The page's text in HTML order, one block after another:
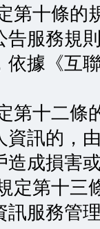
第十條的
告服務規
依據《互
第十二條
資訊的，
造成損害
定第十三
訊服務管